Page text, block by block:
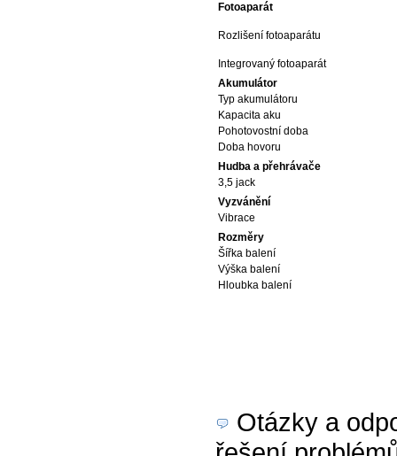
Fotoaparát
Rozlišení fotoaparátu
Integrovaný fotoaparát
Akumulátor
Typ akumulátoru
Kapacita aku
Pohotovostní doba
Doba hovoru
Hudba a přehrávače
3,5 jack
Vyzvánění
Vibrace
Rozměry
Šířka balení
Výška balení
Hloubka balení
Otázky a